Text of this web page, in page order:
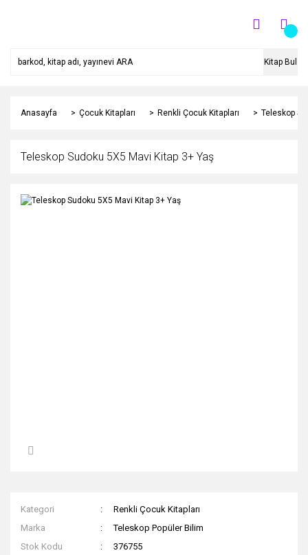
Kitap Bul
Anasayfa Çocuk Kitapları Renkli Çocuk Kitapları Teleskop
Teleskop Sudoku 5X5 Mavi Kitap 3+ Yaş
Kategori
Renkli Çocuk Kitapları
Marka
Teleskop Popüler Bilim
Stok Kodu
376755